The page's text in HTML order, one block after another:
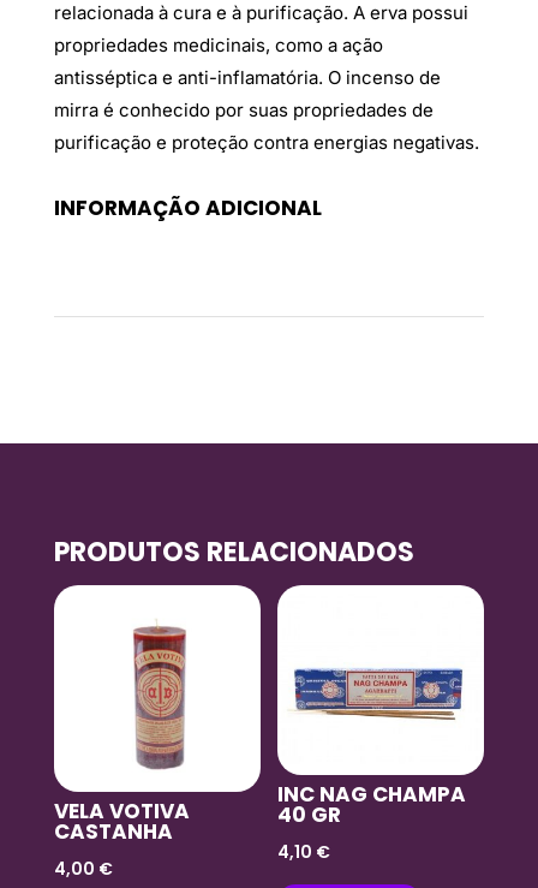
relacionada à cura e à purificação. A erva possui
propriedades medicinais, como a ação
antisséptica e anti-inflamatória. O incenso de
mirra é conhecido por suas propriedades de
purificação e proteção contra energias negativas.
INFORMAÇÃO ADICIONAL
PRODUTOS RELACIONADOS
VELA VOTIVA
CASTANHA
4,00 €
INC NAG CHAMPA
40 GR
4,10 €